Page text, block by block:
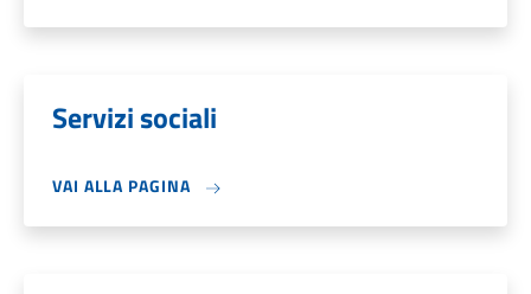
Servizi sociali
VAI ALLA PAGINA